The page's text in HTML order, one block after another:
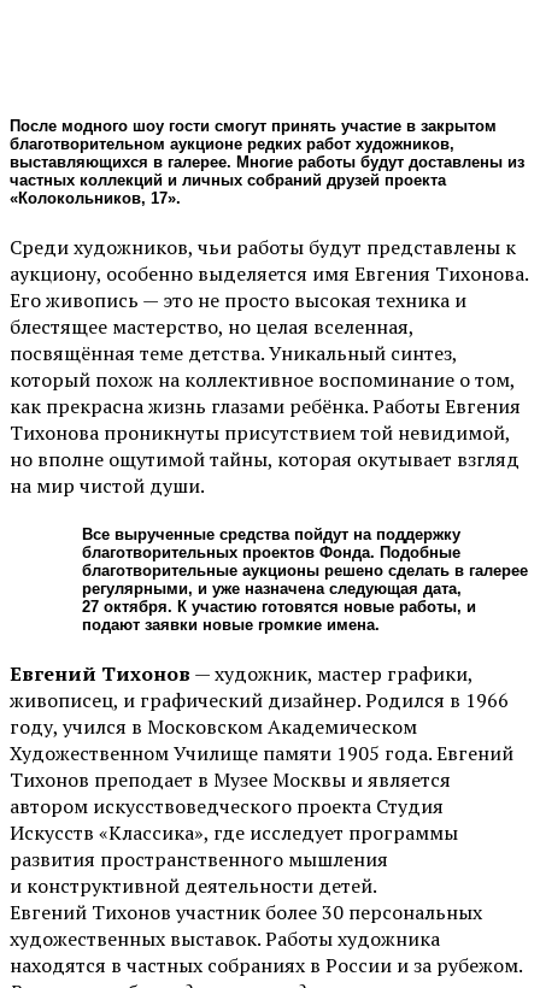
После модного шоу гости смогут принять участие в закрытом
благотворительном аукционе редких работ художников,
выставляющихся в галерее. Многие работы будут доставлены из
частных коллекций и личных собраний друзей проекта
«Колокольников, 17».
Среди художников, чьи работы будут представлены к
аукциону, особенно выделяется имя Евгения Тихонова.
Его живопись — это не просто высокая техника и
блестящее мастерство, но целая вселенная,
посвящённая теме детства. Уникальный синтез,
который похож на коллективное воспоминание о том,
как прекрасна жизнь глазами ребёнка. Работы Евгения
Тихонова проникнуты присутствием той невидимой,
но вполне ощутимой тайны, которая окутывает взгляд
на мир чистой души.
Все вырученные средства пойдут на поддержку
благотворительных проектов Фонда. Подобные
благотворительные аукционы решено сделать в галерее
регулярными, и уже назначена следующая дата,
27 октября. К участию готовятся новые работы, и
подают заявки новые громкие имена.
Евгений Тихонов — художник, мастер графики,
живописец, и графический дизайнер. Родился в 1966
году, учился в Московском Академическом
Художественном Училище памяти 1905 года. Евгений
Тихонов преподает в Музее Москвы и является
автором искусствоведческого проекта Студия
Искусств «Классика», где исследует программы
развития пространственного мышления
и конструктивной деятельности детей.
Евгений Тихонов участник более 30 персональных
художественных выставок. Работы художника
находятся в частных собраниях в России и за рубежом.